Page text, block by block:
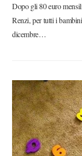
Dopo gli 80 euro
Renzi, per tutti i
dicembre…